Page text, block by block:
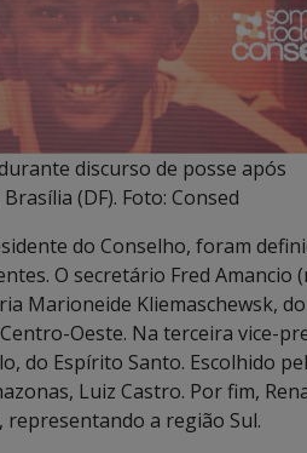
discurso de posse após
(DF). Foto: Consed
do Conselho, foram
O secretário Fred
Marioneide Kliemaschewsk,
Oeste. Na terceira vice-
do Espírito Santo. Escolhido
Luiz Castro. Por fim,
a região Sul.